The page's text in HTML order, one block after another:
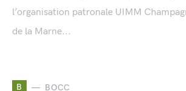
l’organisation patronale UIMM
de la Marne...
B BOCC